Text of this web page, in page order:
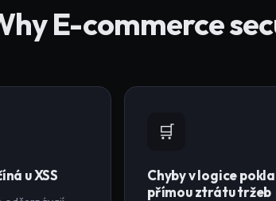
E-commerce
u XSS
🛒
Chyby v logice
přímou ztrátu tržeb